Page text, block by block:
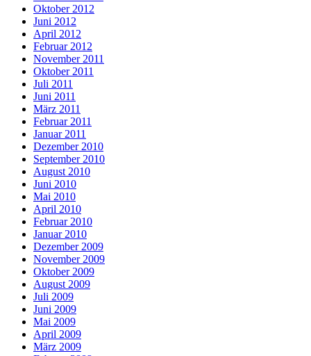
Oktober 2012
Juni 2012
April 2012
Februar 2012
November 2011
Oktober 2011
Juli 2011
Juni 2011
März 2011
Februar 2011
Januar 2011
Dezember 2010
September 2010
August 2010
Juni 2010
Mai 2010
April 2010
Februar 2010
Januar 2010
Dezember 2009
November 2009
Oktober 2009
August 2009
Juli 2009
Juni 2009
Mai 2009
April 2009
März 2009